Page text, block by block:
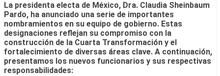
La presidenta electa de México, Dra. Claudia Sheinbaum
Pardo, ha anunciado una serie de importantes
nombramientos en su equipo de gobierno. Estas
designaciones reflejan su compromiso con la
construcción de la Cuarta Transformación y el
fortalecimiento de diversas áreas clave. A continuación,
presentamos los nuevos funcionarios y sus respectivas
responsabilidades: